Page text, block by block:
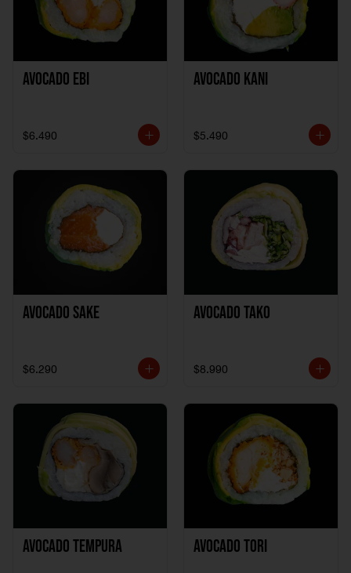
Avocado Ebi
$6.490
Avocado Kani
$5.490
Avocado Sake
$6.290
Avocado Tako
$8.990
Avocado Tempura Avocado Tori